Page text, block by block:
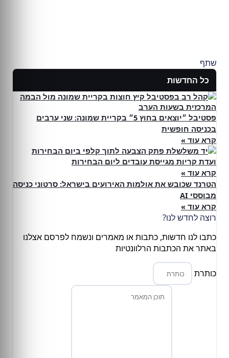
שתף
כל החדשות
פסטיבל ״יוצאים בחוץ 5״ בקריית שמונה: שני ערבים
בכניסה חופשית
קרא עוד »
ועדת קריות מגייסת עובדים ליום הבחירות
קרא עוד »
הטרנד שכובש את אולמות האירועים בישראל: סרטוני כניסה
מבוססי AI
קרא עוד »
רוצה לחדש לנו?
כתבו לנו חדשות, כתבות או מאמרים ונשמח לפרסם אצלנו
באתר את הכתבות הרלוונטיות
כותרת